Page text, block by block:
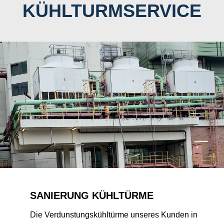
KÜHLTURMSERVICE
SANIERUNG KÜHLTÜRME
Die Verdunstungskühltürme unseres Kunden in